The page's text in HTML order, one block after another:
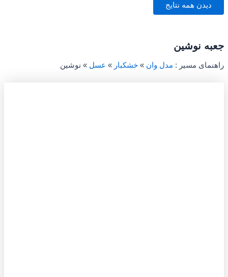
دیدن همه نتایج
جعبه نوشین
راهنمای مسیر : مدل وان » خشکبار » عسل » نوشین